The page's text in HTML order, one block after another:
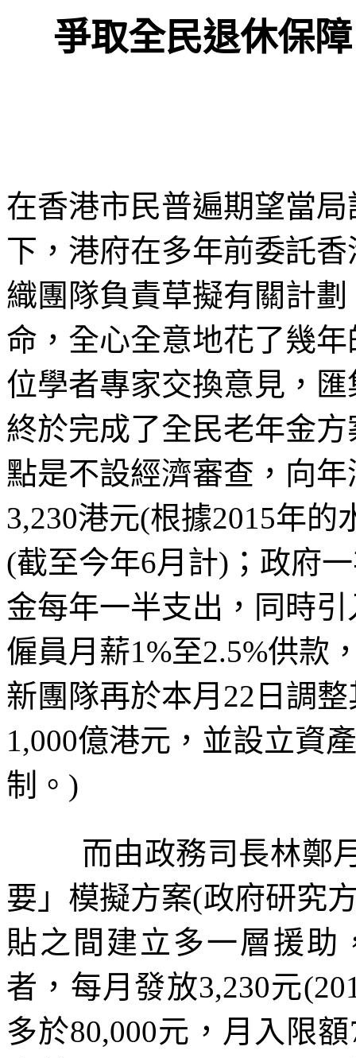
爭取全民退休保
在香港市民普遍期望當
下，港府在多年前委託
織團隊負責草擬有關計
命，全心全意地花了幾
位學者專家交換意見，
終於完成了全民老年金
點是不設經濟審查，向年
3,230港元(根據2015年的
(截至今年6月計) ；政府
金每年一半支出，同時
僱員月薪1%至2.5%供款
新團隊再於本月 22 日調
1,000億港元，並設立資
制。 )
而由政務司長林鄭
要」模擬方案(政府研究
貼之間建立多一層援助
者，每月發放3,230元
多於80,000元，月入限額